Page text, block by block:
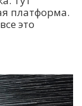
платформа.
это